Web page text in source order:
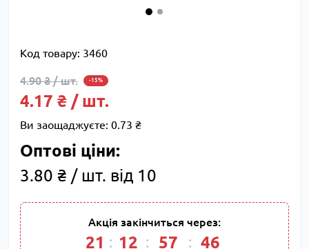
Код товару: 3460
4.90 ₴ / шт. -15%
4.17 ₴ / шт.
Ви заощаджуєте: 0.73 ₴
Оптові ціни:
3.80 ₴ / шт. від 10
Акція закінчиться через:
21 12 57 46